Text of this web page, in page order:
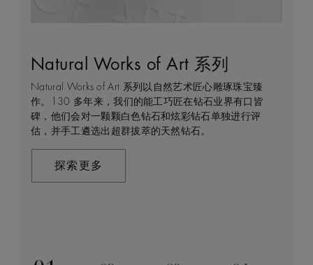
Natural Works of Art 系列
Natural Works of Art 系列以自然艺术匠心雕琢珠宝臻
作。130 多年来，我们的能工巧匠在钻石业界有口皆
碑，他们会对一颗颗白色钻石和炫彩钻石单独进行评
估，并手工遴选出超群拔萃的天然钻石。
探索更多
钻石珠宝艺术
作为开创钻石珠宝艺术的先行者，我们占据得天独厚的
优势，可监管和把控珠宝制作的整个过程，从钻石原钻
的挖掘与开采，到蜕变为传世珍宝的瞬间。我们潜心探
索并捕捉大自然稀世奇珍的璀璨魅力，运用精湛匠艺制
合。这一旅程通过严苛的标准和无出其右的专业知识驱
守护永恒
我们每一天都在亲眼见证天然钻石的弥足珍贵，不仅仅
是佩戴者，而是在这一旅程中与钻石有过交集的所有
人。正因如此我们致力于确保每一颗发掘的钻石都能为
开采当地的民众和环境带来持久的积极影响。我们将这
发点。
客户服务
无论是线上购物或线下实体店，我们始终致力于为您提
供个性化的购物体验。安排店内或线上预约，通过私人
咨询获得专家帮助和指导。
联系我们